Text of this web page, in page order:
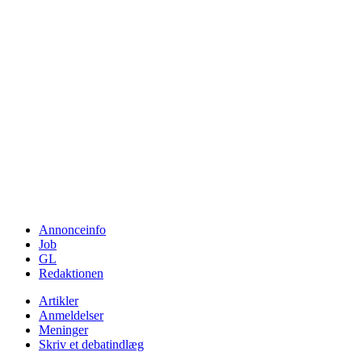
Annonceinfo
Job
GL
Redaktionen
Artikler
Anmeldelser
Meninger
Skriv et debatindlæg